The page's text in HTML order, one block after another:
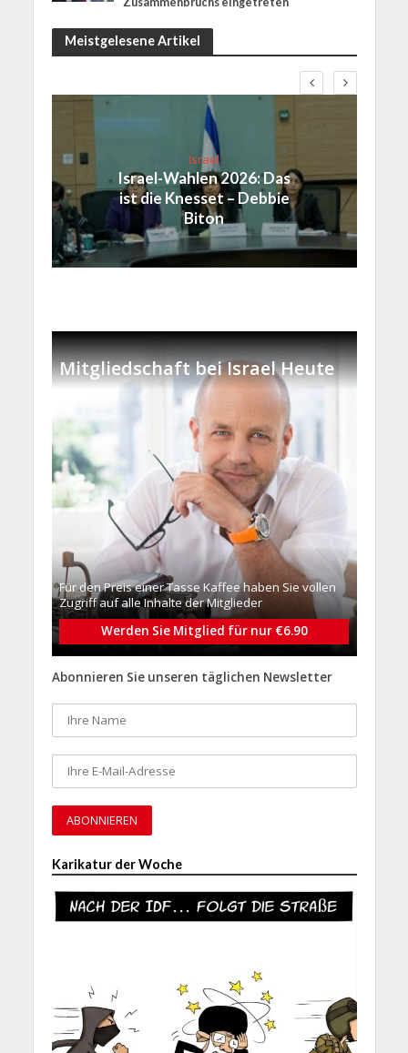
Meistgelesene Artikel
Israel
Israel-Wahlen 2026: Das
ist die Knesset – Debbie
Biton
Mitgliedschaft bei Israel Heute
Für den Preis einer Tasse Kaffee haben Sie vollen
Zugriff auf alle Inhalte der Mitglieder
Werden Sie Mitglied für nur €6.90
Abonnieren Sie unseren täglichen Newsletter
Karikatur der Woche